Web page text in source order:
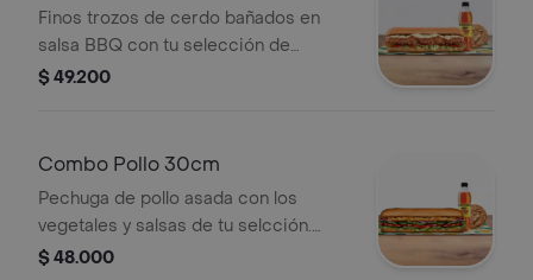
Finos trozos de cerdo bañados en
salsa BBQ con tu selección de
vegetales y salsas. Llévalo combo con
$ 49.200
Combo Pollo 30cm
Pechuga de pollo asada con los
vegetales y salsas de tu selcción.
Llévalo combo con bebida más
$ 48.000